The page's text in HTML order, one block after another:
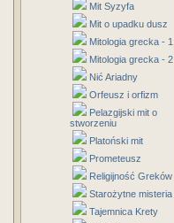
Mit Syzyfa
Mit o upadku dusz
Mitologia grecka - 1
Mitologia grecka - 2
Nić Ariadny
Orfeusz i orfizm
Pelazgijski mit o
stworzeniu
Platoński mit
Prometeusz
Religijność Greków
Starożytne misteria
Tajemnica Krety